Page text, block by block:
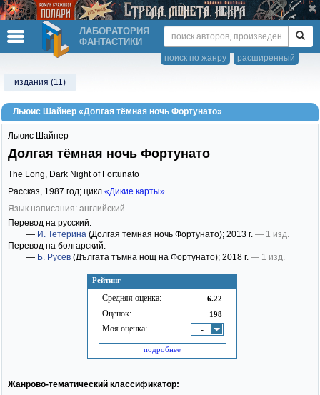
ЛАБОРАТОРИЯ
ФАНТАСТИКИ
расширенный
поиск по жанру
издания (11)
Льюис Шайнер «Долгая тёмная ночь Фортунато»
Рейтинг
Средняя оценка: 6.22
Оценок: 198
Моя оценка: -
подробнее
Льюис Шайнер
Долгая тёмная ночь Фортунато
The Long, Dark Night of Fortunato
Рассказ, 1987 год; цикл «Дикие карты»
Язык написания: английский
Перевод на русский:
— И. Тетерина (Долгая темная ночь Фортунато); 2013 г. — 1 изд.
Перевод на болгарский:
— Б. Русев (Дългата тъмна нощ на Фортунато); 2018 г. — 1 изд.
Жанрово-тематический классификатор: